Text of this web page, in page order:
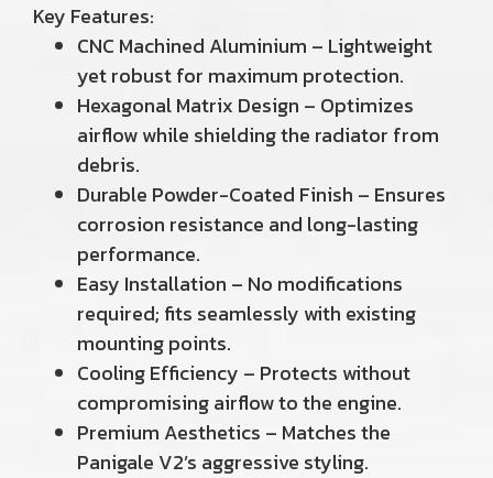
Key Features:
CNC Machined Aluminium – Lightweight
yet robust for maximum protection.
Hexagonal Matrix Design – Optimizes
airflow while shielding the radiator from
debris.
Durable Powder-Coated Finish – Ensures
corrosion resistance and long-lasting
performance.
Easy Installation – No modifications
required; fits seamlessly with existing
mounting points.
Cooling Efficiency – Protects without
compromising airflow to the engine.
Premium Aesthetics – Matches the
Panigale V2’s aggressive styling.